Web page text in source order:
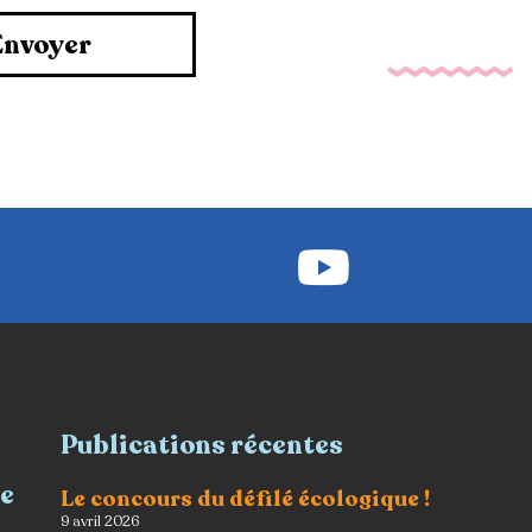
Publications récentes
Le concours du défilé écologique !
9 avril 2026